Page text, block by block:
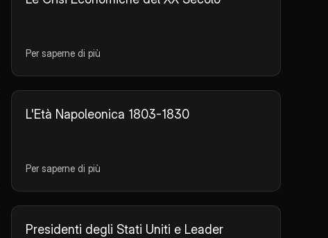
Per saperne di più
L'Età Napoleonica 1803-1830
Per saperne di più
Presidenti degli Stati Uniti e Leader